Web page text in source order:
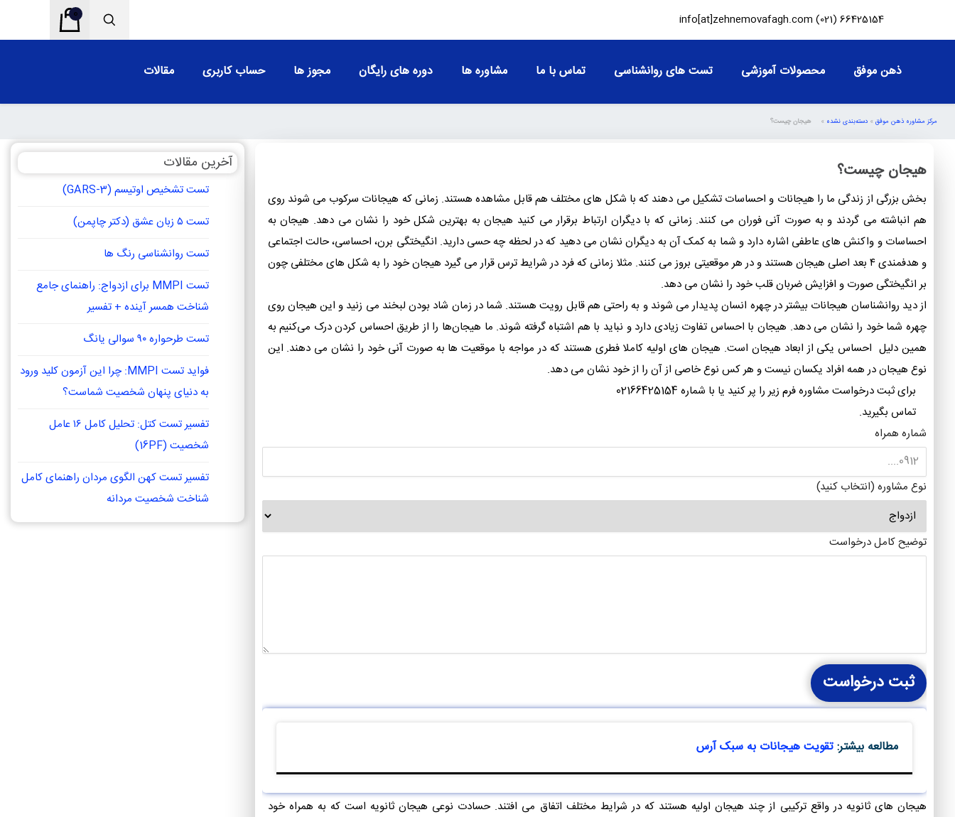
66425154 (021)
info[at]zehnemovafagh.com
0
ذهن موفق محصولات آموزشی تست های روانشناسی تماس با ما مشاوره ها دوره های رایگان مجوز ها حساب کاربری مقالات
مرکز مشاوره ذهن موفق » دسته‌بندی نشده » هیجان چیست؟
هیجان چیست؟
بخش بزرگی از زندگی ما را هیجانات و احساسات تشکیل می دهند که با شکل های مختلف هم قابل مشاهده هستند. زمانی که هیجانات سرکوب می شوند روی
هم انباشته می گردند و به صورت آنی فوران می کنند. زمانی که با دیگران ارتباط برقرار می کنید هیجان به بهترین شکل خود را نشان می دهد. هیجان به
احساسات و واکنش های عاطفی اشاره دارد و شما به کمک آن به‌ دیگران نشان می دهید که در لحظه چه‌ حسی دارید. انگیختگی برن، احساسی، حالت اجتماعی
و هدفمندی ۴ بعد اصلی هیجان هستند و در هر موقعیتی بروز می کنند‌. مثلا زمانی که فرد در شرایط ترس قرار می گیرد هیجان خود را به شکل های مختلفی چون
بر انگیختگی صورت و افزایش ضربان قلب خود را نشان می دهد.
از دید روانشناسان هیجانات بیشتر در چهره انسان پدیدار می شوند و به راحتی هم قابل رویت هستند. شما در زمان شاد بودن لبخند می زنید و این هیجان روی
چهره شما خود را نشان می دهد. هیجان با احساس تفاوت زیادی دارد و نباید با هم اشتباه گرفته شوند. ما هیجان‌ها را از طریق احساس کردن درک می‌کنیم به
همین دلیل احساس یکی از ابعاد هیجان است. هیجان های اولیه کاملا فطری هستند که در مواجه با موقعیت ها به صورت آنی خود را نشان می دهند. این
نوع هیجان در همه افراد یکسان نیست و هر کس نوع خاصی از آن را از خود نشان می دهد.
برای ثبت درخواست مشاوره فرم زیر را پر کنید یا با شماره 02166425154
تماس بگیرید.
شماره همراه
نوع مشاوره (انتخاب کنید)
توضیح کامل درخواست
ثبت درخواست
مطالعه بیشتر:تقویت هیجانات به سبک آرس
هیجان های ثانویه در واقع ترکیبی از چند هیجان اولیه هستند که در شرایط مختلف اتفاق می افتند. حسادت نوعی هیجان ثانویه است که به همراه خود
آخرین مقالات
تست تشخیص اوتیسم (GARS-3)
تست ۵ زبان عشق (دکتر چاپمن)
تست روانشناسی رنگ ها
تست MMPI برای ازدواج: راهنمای جامع
شناخت همسر آینده + تفسیر
تست طرحواره ۹۰ سوالی یانگ
فواید تست MMPI: چرا این آزمون کلید ورود
به دنیای پنهان شخصیت شماست؟
تفسیر تست کتل: تحلیل کامل ۱۶ عامل
شخصیت (16PF)
تفسیر تست کهن الگوی مردان راهنمای کامل
شناخت شخصیت مردانه